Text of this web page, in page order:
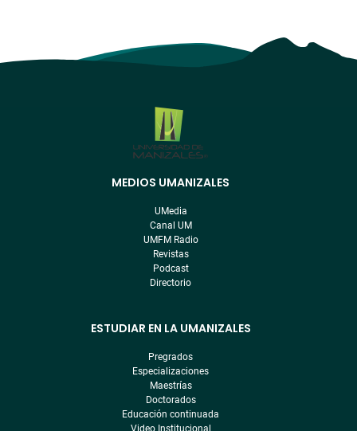
MEDIOS UMANIZALES
UMedia
Canal UM
UMFM Radio
Revistas
Podcast
Directorio
ESTUDIAR EN LA UMANIZALES
Pregrados
Especializaciones
Maestrías
Doctorados
Educación continuada
Video Institucional